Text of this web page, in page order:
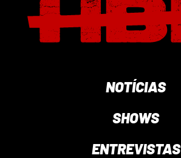
NOTÍCIAS
SHOWS
ENTREVISTAS